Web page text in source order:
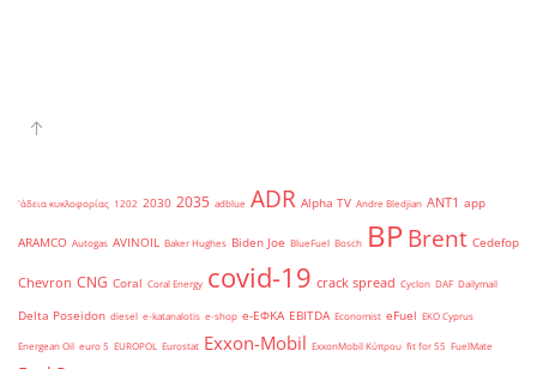
'άδεια κυκλοφορίας 1202 2030 2035 adblue ADR Alpha TV Andre Bledjian ANT1 app
ARAMCO Autogas AVINOIL Baker Hughes Biden Joe BlueFuel Bosch BPBrent Cedefop
Chevron CNG Coral Coral Energy covid-19 crack spread Cyclon DAF Dailymail
Delta Poseidon diesel e-katanalotis e-shop e-ΕΦΚΑ EBITDA Economist eFuel EKO Cyprus
Energean Oil euro 5 EUROPOL Eurostat Exxon-Mobil ExxonMobil Κύπρου fit for 55 FuelMate